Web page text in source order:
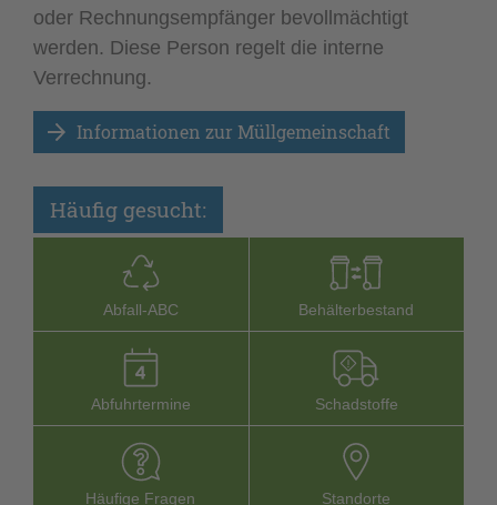
oder Rechnungsempfänger bevollmächtigt
werden. Diese Person regelt die interne
Verrechnung.
Informationen zur Müllgemeinschaft
Häufig gesucht:
Abfall-­ABC Behälterbestand
Abfuhrtermine Schadstoffe
Häufige Fragen Stand­orte